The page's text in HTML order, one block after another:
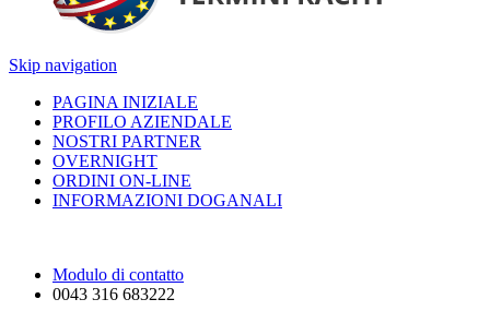
Skip navigation
PAGINA INIZIALE
PROFILO AZIENDALE
NOSTRI PARTNER
OVERNIGHT
ORDINI ON-LINE
INFORMAZIONI DOGANALI
Modulo di contatto
0043 316 683222